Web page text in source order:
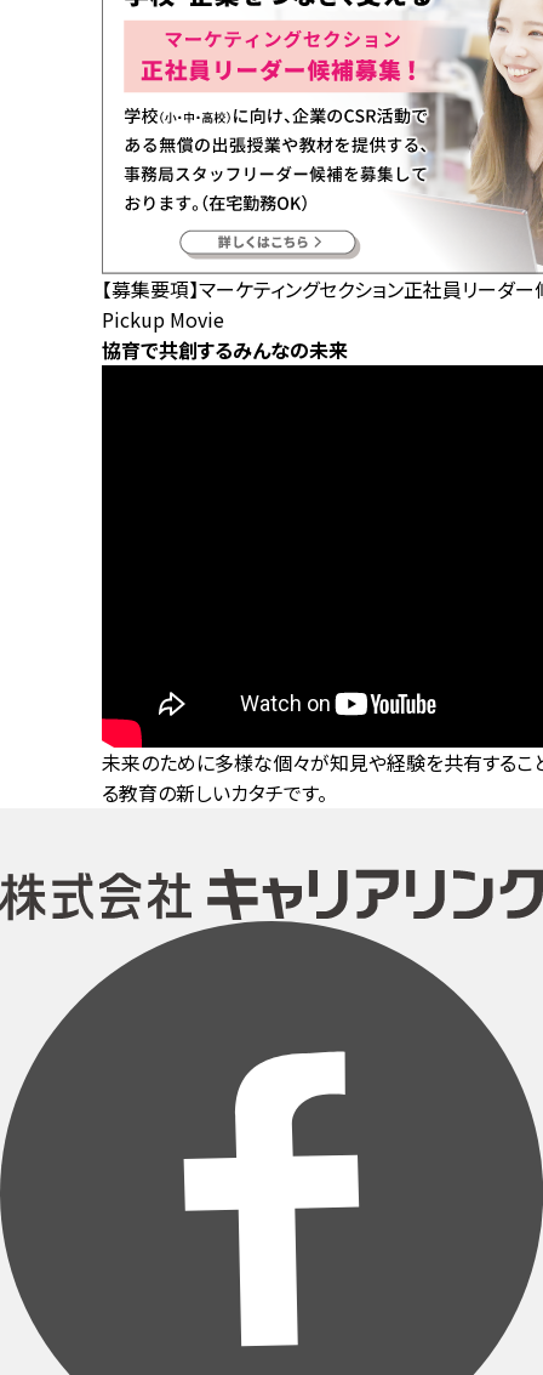
【募集要項】マーケティングセクション正社員リーダ
Pickup Movie
協育で共創するみんなの未来
未来のために多様な個々が知見や経験を共有するこ
る教育の新しいカタチです。